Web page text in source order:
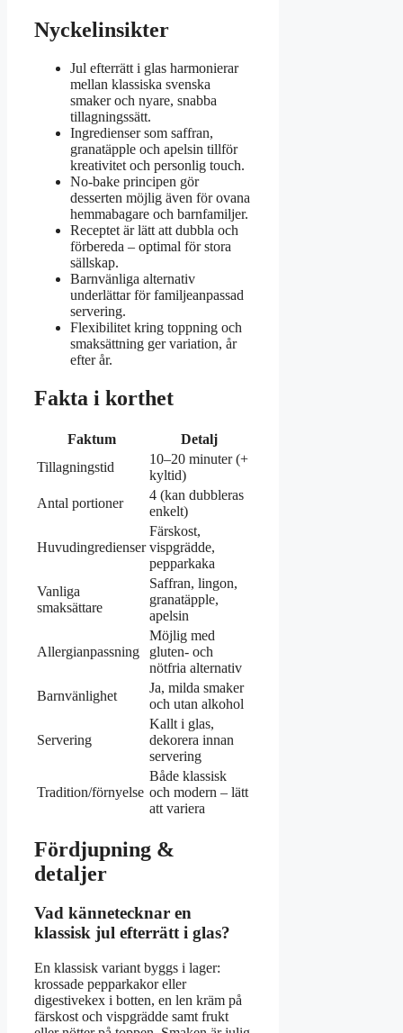
Nyckelinsikter
Jul efterrätt i glas harmonierar
mellan klassiska svenska
smaker och nyare, snabba
tillagningssätt.
Ingredienser som saffran,
granatäpple och apelsin tillför
kreativitet och personlig touch.
No-bake principen gör
desserten möjlig även för ovana
hemmabagare och barnfamiljer.
Receptet är lätt att dubbla och
förbereda – optimal för stora
sällskap.
Barnvänliga alternativ
underlättar för familjeanpassad
servering.
Flexibilitet kring toppning och
smaksättning ger variation, år
efter år.
Fakta i korthet
Faktum
Detalj
Tillagningstid
10–20 minuter (+
kyltid)
Antal portioner
4 (kan dubbleras
enkelt)
Huvudingredienser
Färskost,
vispgrädde,
pepparkaka
Vanliga
smaksättare
Saffran, lingon,
granatäpple,
apelsin
Allergianpassning
Möjlig med
gluten- och
nötfria alternativ
Barnvänlighet
Ja, milda smaker
och utan alkohol
Servering
Kallt i glas,
dekorera innan
servering
Tradition/förnyelse
Både klassisk
och modern – lätt
att variera
Fördjupning &
detaljer
Vad kännetecknar en
klassisk jul efterrätt i glas?
En klassisk variant byggs i lager:
krossade pepparkakor eller
digestivekex i botten, en len kräm på
färskost och vispgrädde samt frukt